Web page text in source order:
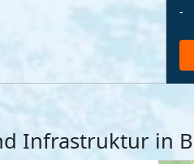
-
Infrastruktur in